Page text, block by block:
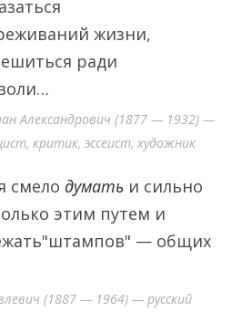
жизни,
ради
Александрович (1877 — 1932) —
критик, эссеист, художник
смело думать и сильно
этим путем и
— общих
(1887 — 1964) — русский